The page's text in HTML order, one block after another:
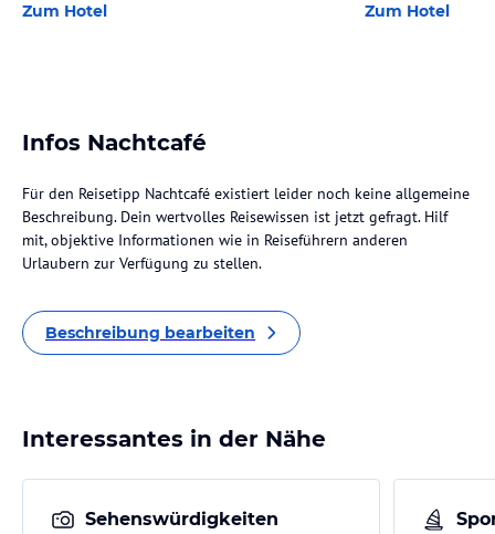
Zum Hotel Zum Hotel
Infos Nachtcafé
Für den Reisetipp Nachtcafé existiert leider noch keine allgemeine
Beschreibung. Dein wertvolles Reisewissen ist jetzt gefragt. Hilf
mit, objektive Informationen wie in Reiseführern anderen
Urlaubern zur Verfügung zu stellen.
Beschreibung bearbeiten
Interessantes in der Nähe
Sehenswürdigkeiten